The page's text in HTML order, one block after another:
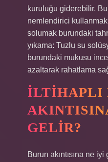
kuruluğu giderebilir.
nemlendirici
solumak burundaki
yıkama: Tuzlu su
burundaki mukusu
azaltarak rahatlama
İLTIHAPLI
GELIR?
Burun akıntısına ne